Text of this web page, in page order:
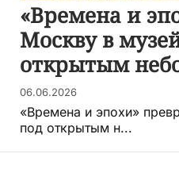
«Времена и
Москву в
открытым
06.06.2026
«Времена и эпохи»
под открытым н...